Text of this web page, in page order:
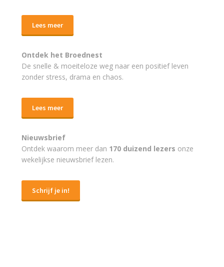
Lees meer
Ontdek het Broednest
De snelle & moeiteloze weg naar een positief leven
zonder stress, drama en chaos.
Lees meer
Nieuwsbrief
Ontdek waarom meer dan 170 duizend lezers onze
wekelijkse nieuwsbrief lezen.
Schrijf je in!